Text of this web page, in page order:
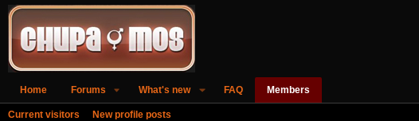
Home Forums What's new FAQ Members
Current visitors New profile posts